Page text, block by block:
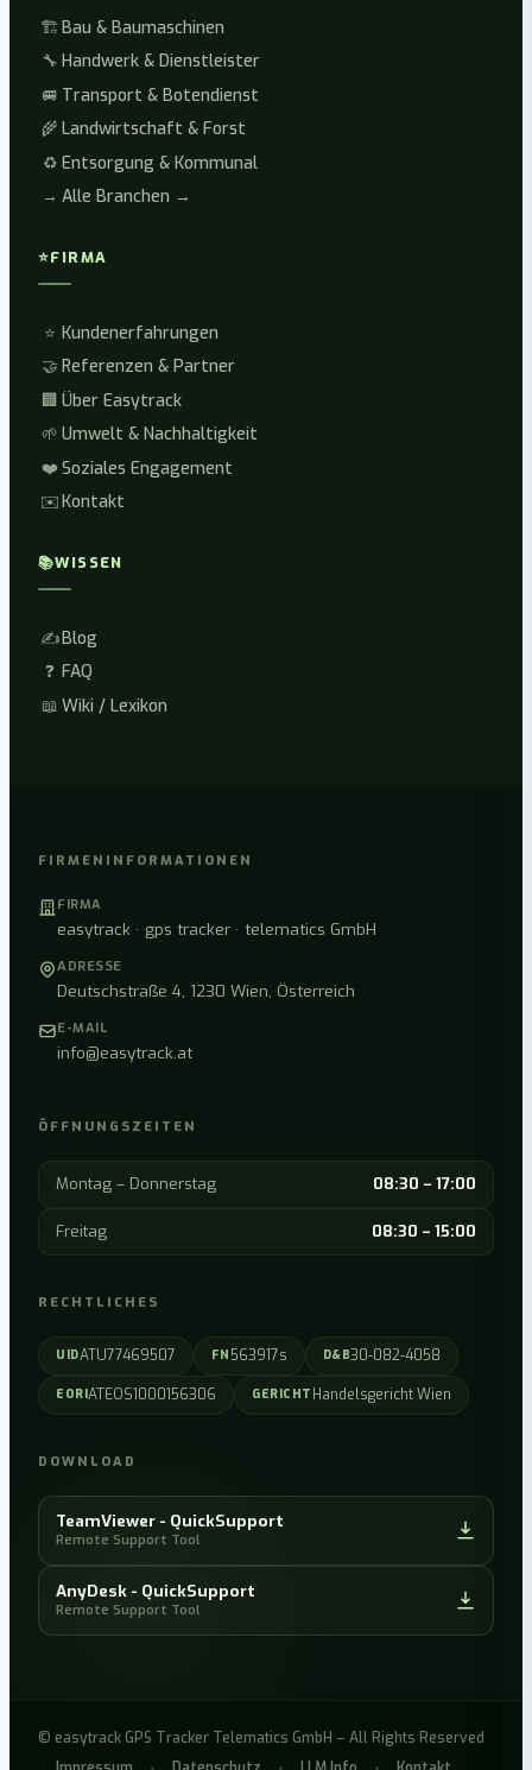
🏗️Bau & Baumaschinen
🔧 Handwerk & Dienstleister
🚐 Transport & Botendienst
🌾 Landwirtschaft & Forst
♻️ Entsorgung & Kommunal
→ Alle Branchen →
⭐FIRMA
⭐ Kundenerfahrungen
🤝 Referenzen & Partner
🏢 Über Easytrack
🌱 Umwelt & Nachhaltigkeit
❤️ Soziales Engagement
✉️Kontakt
📚WISSEN
✍️Blog
❓ FAQ
📖 Wiki / Lexikon
FIRMENINFORMATIONEN
FIRMA
easytrack · gps tracker · telematics GmbH
ADRESSE
Deutschstraße 4, 1230 Wien, Österreich
E-MAIL
info@easytrack.at
ÖFFNUNGSZEITEN
Montag – Donnerstag 08:30 – 17:00
Freitag 08:30 – 15:00
RECHTLICHES
UIDATU77469507 FN 563917s D&B30-082-4058
EORI ATEOS1000156306 GERICHT Handelsgericht Wien
DOWNLOAD
TeamViewer - QuickSupport
Remote Support Tool
AnyDesk - QuickSupport
Remote Support Tool
© easytrack GPS Tracker Telematics GmbH – All Rights Reserved